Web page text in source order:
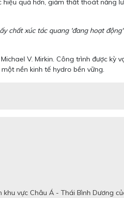
quả hơn, giảm thất thoát năng
chất xúc tác quang 'đang hoạt
V. Mirkin. Công trình được kỳ
nền kinh tế hydro bền vững.
vực Châu Á - Thái Bình Dương